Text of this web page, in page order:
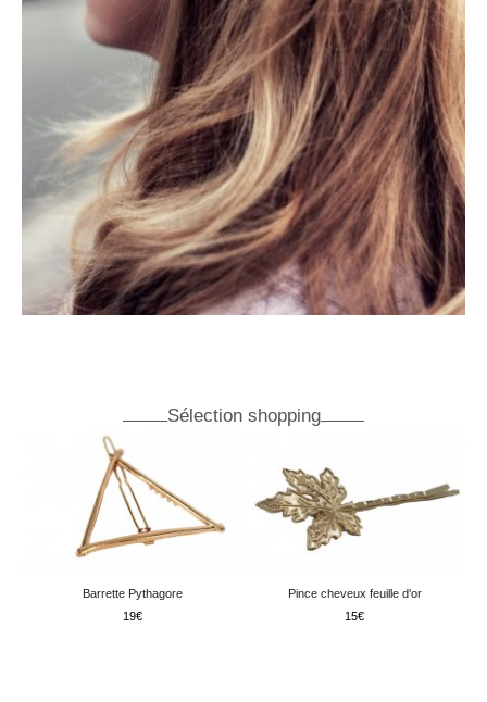
Sélection shopping
Barrette Pythagore
19
Pince cheveux feuille d'or
15